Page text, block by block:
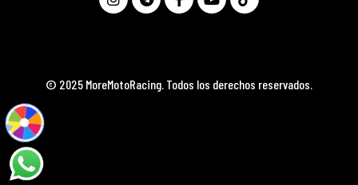
© 2025 MoreMotoRacing. Todos los derechos reservados.